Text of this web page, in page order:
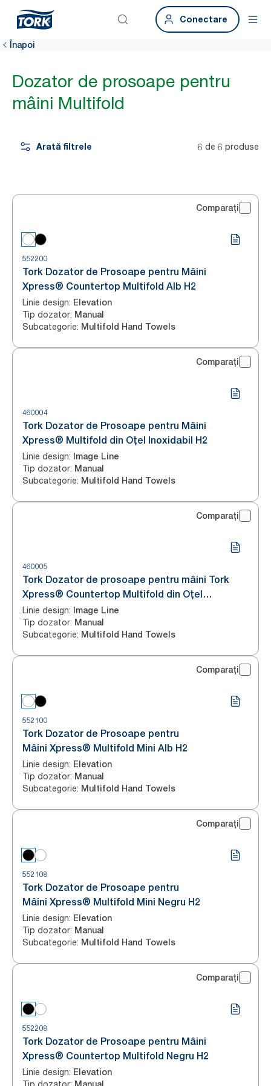
Conectare
Înapoi
Dozator de prosoape pentru
mâini Multifold
Arată filtrele 6 de 6 produse
Comparați
552200
Tork Dozator de Prosoape pentru Mâini
Xpress® Countertop Multifold Alb H2
Linie design: Elevation
Tip dozator: Manual
Subcategorie: Multifold Hand Towels
Comparați
460004
Tork Dozator de Prosoape pentru Mâini
Xpress® Multifold din Oțel Inoxidabil H2
Linie design: Image Line
Tip dozator: Manual
Subcategorie: Multifold Hand Towels
Comparați
460005
Tork Dozator de prosoape pentru mâini Tork
Xpress® Countertop Multifold din Oțel
Inoxidabil H2
Linie design: Image Line
Tip dozator: Manual
Subcategorie: Multifold Hand Towels
Comparați
552100
Tork Dozator de Prosoape pentru
Mâini Xpress® Multifold Mini Alb H2
Linie design: Elevation
Tip dozator: Manual
Subcategorie: Multifold Hand Towels
Comparați
552108
Tork Dozator de Prosoape pentru
Mâini Xpress® Multifold Mini Negru H2
Linie design: Elevation
Tip dozator: Manual
Subcategorie: Multifold Hand Towels
Comparați
552208
Tork Dozator de Prosoape pentru Mâini
Xpress® Countertop Multifold Negru H2
Linie design: Elevation
Tip dozator: